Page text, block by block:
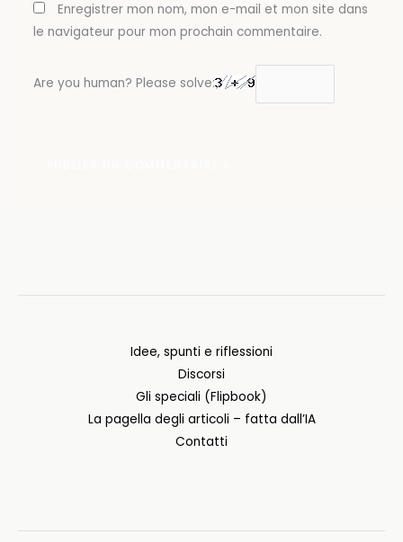
Enregistrer mon nom, mon e-mail et mon site dans
le navigateur pour mon prochain commentaire.
Are you human? Please solve:
Idee, spunti e riflessioni
Discorsi
Gli speciali (Flipbook)
La pagella degli articoli – fatta dall’IA
Contatti